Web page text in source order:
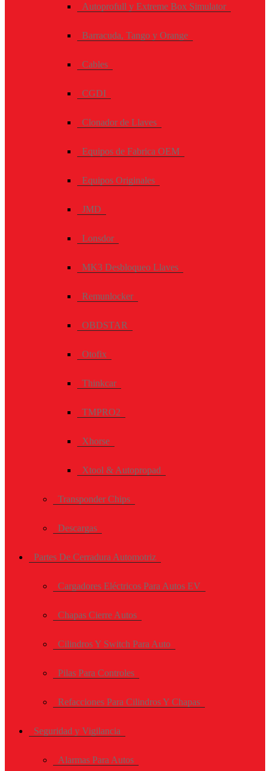
Autoprofull y Extreme Box Simulator
Barracuda, Tango y Orange
Cables
CGDI
Clonador de Llaves
Equipos de Fabrica OEM
Equipos Originales
JMD
Lonsdor
MK3 Desbloqueo Llaves
Remunlocker
OBDSTAR
Otofix
Thinkcar
TMPRO2
Xhorse
Xtool & Autopropad
Transponder Chips
Descargas
Partes De Cerradura Automotriz
Cargadores Eléctricos Para Autos EV
Chapas Cierre Autos
Cilindros Y Switch Para Auto
Pilas Para Controles
Refacciones Para Cilindros Y Chapas
Seguridad y Vigilancia
Alarmas Para Autos